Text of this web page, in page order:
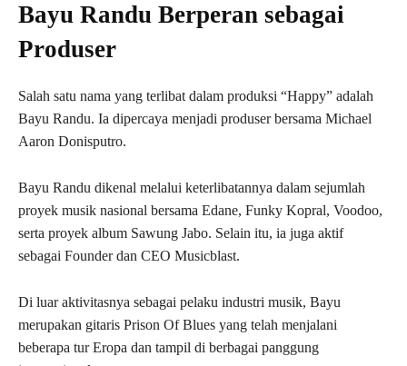
Bayu Randu Berperan sebagai
Produser
Salah satu nama yang terlibat dalam produksi “Happy” adalah
Bayu Randu. Ia dipercaya menjadi produser bersama Michael
Aaron Donisputro.
Bayu Randu dikenal melalui keterlibatannya dalam sejumlah
proyek musik nasional bersama Edane, Funky Kopral, Voodoo,
serta proyek album Sawung Jabo. Selain itu, ia juga aktif
sebagai Founder dan CEO Musicblast.
Di luar aktivitasnya sebagai pelaku industri musik, Bayu
merupakan gitaris Prison Of Blues yang telah menjalani
beberapa tur Eropa dan tampil di berbagai panggung